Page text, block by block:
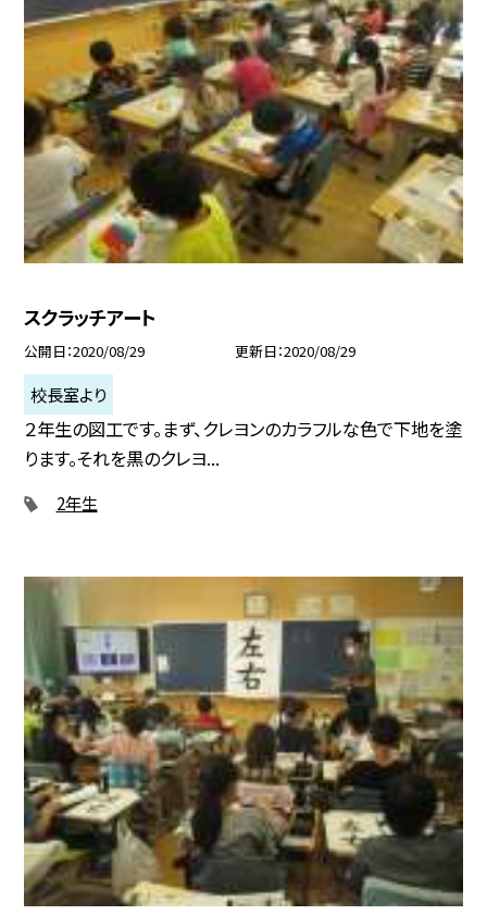
スクラッチアート
公開日 2020/08/29 更新日 2020/08/29
校長室より
２年生の図工です。まず、クレヨンのカラフルな色で下地を塗
ります。それを黒のクレヨ...
2年生